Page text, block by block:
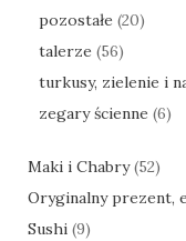
pozostałe (20)
talerze (56)
turkusy, zielenie i
zegary ścienne (6)
Maki i Chabry (52)
Oryginalny prezent,
Sushi (9)